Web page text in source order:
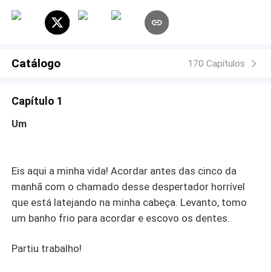
Catálogo 170 Capítulos
Capítulo 1
Um
Eis aqui a minha vida! Acordar antes das cinco da
manhã com o chamado desse despertador horrível
que está latejando na minha cabeça. Levanto, tomo
um banho frio para acordar e escovo os dentes.
Partiu trabalho!